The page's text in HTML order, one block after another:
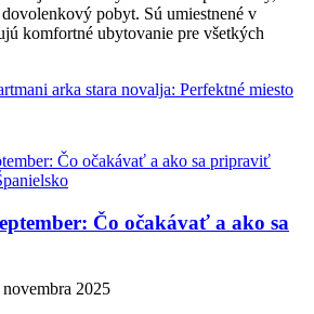
pobyt. Sú umiestnené v
komfortné ubytovanie pre všetkých
arka stara novalja: Perfektné miesto
Čo očakávať a ako sa
novembra 2025